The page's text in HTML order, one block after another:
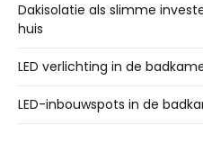
Dakisolatie als slimme
huis
LED verlichting in de
LED-inbouwspots in de